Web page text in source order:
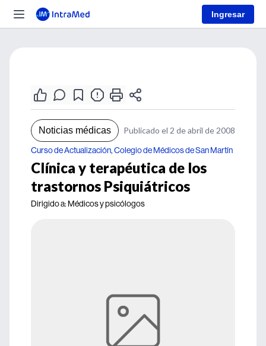
Ingresar
Noticias médicas Publicado el 2 de abril de 2008
Curso de Actualización, Colegio de Médicos de San Martín
Clínica y terapéutica de los
trastornos Psiquiátricos
Dirigido a: Médicos y psicólogos